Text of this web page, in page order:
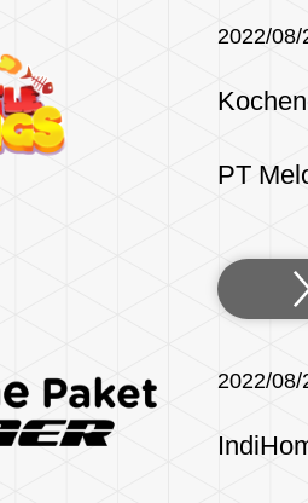
2022/08/
PT
2022/08/